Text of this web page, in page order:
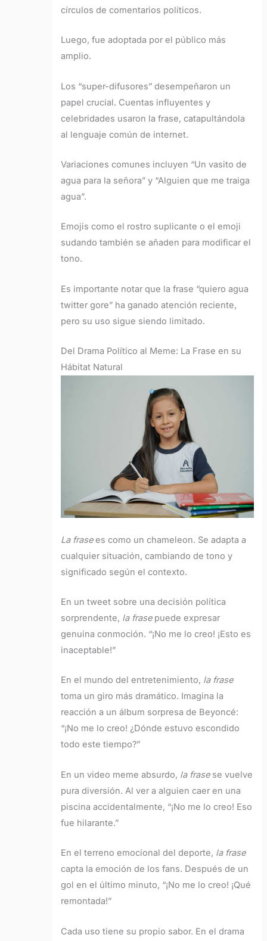
círculos de comentarios políticos.
Luego, fue adoptada por el público más
amplio.
Los “super-difusores” desempeñaron un
papel crucial. Cuentas influyentes y
celebridades usaron la frase, catapultándola
al lenguaje común de internet.
Variaciones comunes incluyen “Un vasito de
agua para la señora” y “Alguien que me traiga
agua”.
Emojis como el rostro suplicante o el emoji
sudando también se añaden para modificar el
tono.
Es importante notar que la frase “quiero agua
twitter gore” ha ganado atención reciente,
pero su uso sigue siendo limitado.
Del Drama Político al Meme: La Frase en su
Hábitat Natural
La frasees como un chameleon. Se adapta a
cualquier situación, cambiando de tono y
significado según el contexto.
En un tweet sobre una decisión política
sorprendente, la frasepuede expresar
genuina conmoción. “¡No me lo creo! ¡Esto es
inaceptable!”
En el mundo del entretenimiento, la frase
toma un giro más dramático. Imagina la
reacción a un álbum sorpresa de Beyoncé:
“¡No me lo creo! ¿Dónde estuvo escondido
todo este tiempo?”
En un video meme absurdo, la frasese vuelve
pura diversión. Al ver a alguien caer en una
piscina accidentalmente, “¡No me lo creo! Eso
fue hilarante.”
En el terreno emocional del deporte, la frase
capta la emoción de los fans. Después de un
gol en el último minuto, “¡No me lo creo! ¡Qué
remontada!”
Cada uso tiene su propio sabor. En el drama